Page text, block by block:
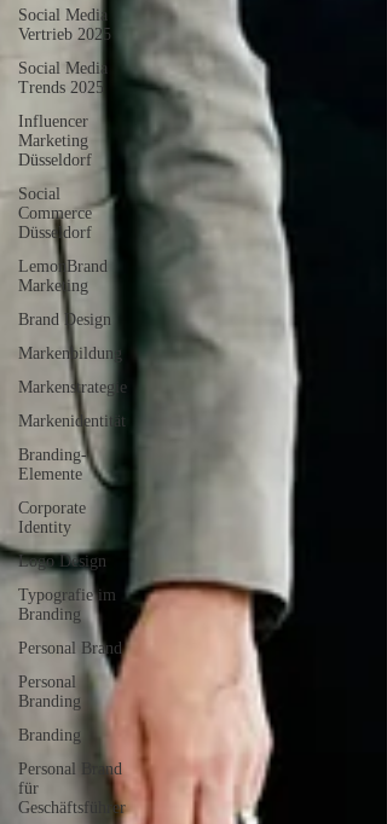
Social Media
Vertrieb 2025
Social Media
Trends 2025
Influencer
Marketing
Düsseldorf
Social
Commerce
Düsseldorf
LemonBrand
Marketing
Brand Design
Markenbildung
Markenstrategie
Markenidentität
Branding-
Elemente
Corporate
Identity
Logo Design
Typografie im
Branding
Personal Brand
Personal
Branding
Branding
Personal Brand
für
Geschäftsführer